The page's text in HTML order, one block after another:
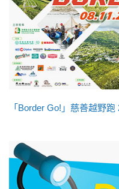
「Border Go!」慈善越野